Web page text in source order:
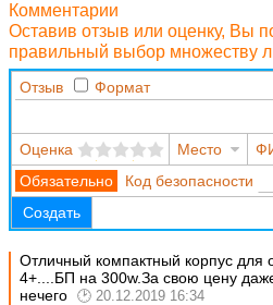
Комментарии
Оставив отзыв или оценку, Вы
правильный выбор множеству
Отзыв Формат
Оценка Место
Код безопасности
Создать
Отличный компактный корпус для
4+....БП на 300w.За свою цену
нечего
20.12.2019 16:34